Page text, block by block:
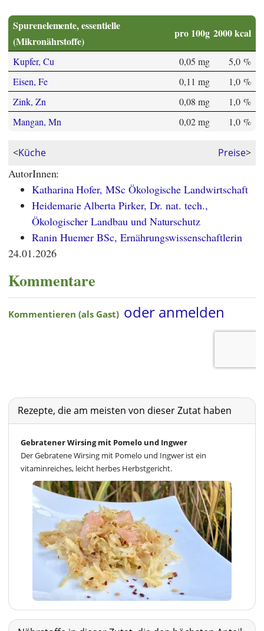
Spurenelemente, essentielle
(Mikronährstoffe)
pro 100g 2000 kcal
Kupfer, Cu 0,05 mg
5,0 %
Eisen, Fe
0,11 mg
1,0 %
Zink, Zn
0,08 mg
1,0 %
Mangan, Mn
0,02 mg 1,0 %
<Küche Preise>
AutorInnen:
Katharina Hofer, MSc Ökologische Landwirtschaft
Heidemarie Alberta Pirker, Dr. nat. tech.,
Ökologischer Landbau und Naturschutz
Ranin Huemer BSc, Ernährungswissenschaftlerin
24.01.2026
Kommentare
Rezepte, die am meisten von dieser Zutat haben
Gebratener Wirsing mit Pomelo und Ingwer
Der Gebratene Wirsing mit Pomelo und Ingwer ist ein
vitaminreiches, leicht herbes Herbstgericht.